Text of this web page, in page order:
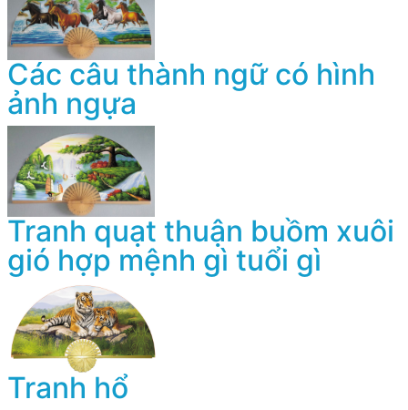
Các câu thành ngữ có hình
ảnh ngựa
Tranh quạt thuận buồm xuôi
gió hợp mệnh gì tuổi gì
Tranh hổ